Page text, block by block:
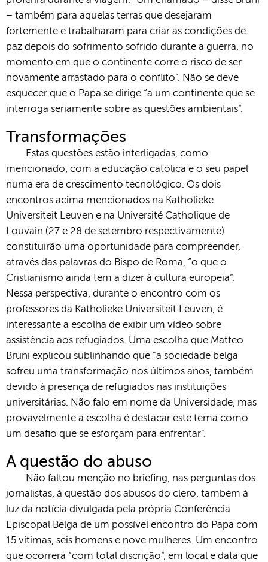
– também para aquelas terras que desejaram
fortemente e trabalharam para criar as condições de
paz depois do sofrimento sofrido durante a guerra, no
momento em que o continente corre o risco de ser
novamente arrastado para o conflito". Não se deve
esquecer que o Papa se dirige “a um continente que se
interroga seriamente sobre as questões ambientais”.
Transformações
Estas questões estão interligadas, como
mencionado, com a educação católica e o seu papel
numa era de crescimento tecnológico. Os dois
encontros acima mencionados na Katholieke
Universiteit Leuven e na Université Catholique de
Louvain (27 e 28 de setembro respectivamente)
constituirão uma oportunidade para compreender,
através das palavras do Bispo de Roma, “o que o
Cristianismo ainda tem a dizer à cultura europeia”.
Nessa perspectiva, durante o encontro com os
professores da Katholieke Universiteit Leuven, é
interessante a escolha de exibir um vídeo sobre
assistência aos refugiados. Uma escolha que Matteo
Bruni explicou sublinhando que "a sociedade belga
sofreu uma transformação nos últimos anos, também
devido à presença de refugiados nas instituições
universitárias. Não falo em nome da Universidade, mas
provavelmente a escolha é destacar este tema como
um desafio que se esforçam para enfrentar".
A questão do abuso
Não faltou menção no briefing, nas perguntas dos
jornalistas, à questão dos abusos do clero, também à
luz da notícia divulgada pela própria Conferência
Episcopal Belga de um possível encontro do Papa com
15 vítimas, seis homens e nove mulheres. Um encontro
que ocorrerá “com total discrição”, em local e data que